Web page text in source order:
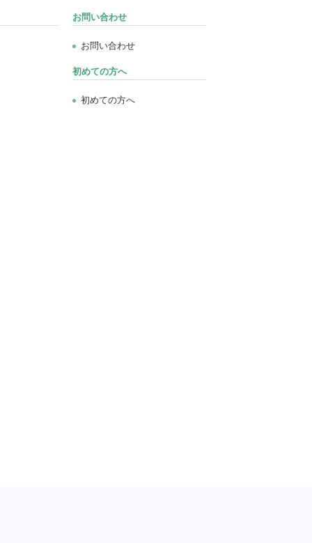
お問い合わせ
お問い合わせ
初めての方へ
初めての方へ